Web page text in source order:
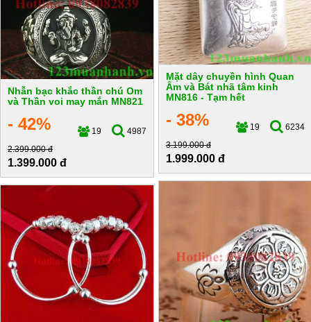
Mặt dây chuyền hình Quan
Âm và Bát nhã tâm kinh
MN816 - Tạm hết
- 38% 19
6234
3.199.000 đ
1.999.000 đ
Nhẫn bạc khắc thần chú Om
và Thần voi may mắn MN821
- 42% 19
4987
2.399.000 đ
1.399.000 đ